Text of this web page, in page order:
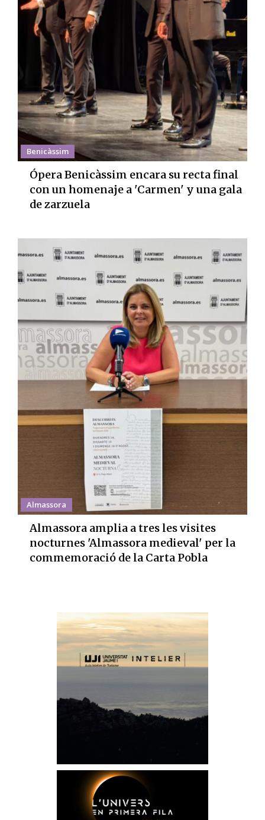
Benicàssim
Ópera Benicàssim encara su recta final
con un homenaje a 'Carmen' y una gala
de zarzuela
Almassora
Almassora amplia a tres les visites
nocturnes 'Almassora medieval' per la
commemoració de la Carta Pobla